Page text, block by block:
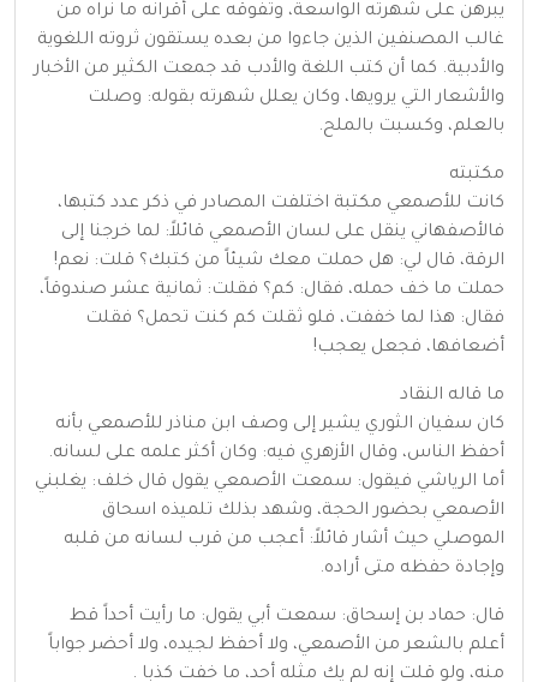
يبرهن على شهرته الواسعة، وتفوقه على أقرانه ما نراه من
غالب المصنفين الذين جاءوا من بعده يستقون ثروته اللغوية
والأدبية. كما أن كتب اللغة والأدب قد جمعت الكثير من الأخبار
والأشعار التي يرويها، وكان يعلل شهرته بقوله: وصلت
بالعلم، وكسبت بالملح.
مكتبته
كانت للأصمعي مكتبة اختلفت المصادر في ذكر عدد كتبها،
فالأصفهاني ينقل على لسان الأصمعي قائلاً: لما خرجنا إلى
الرقة، قال لي: هل حملت معك شيئاً من كتبك؟ قلت: نعم!
حملت ما خف حمله، فقال: كم؟ فقلت: ثمانية عشر صندوقاً،
فقال: هذا لما خففت، فلو ثقلت كم كنت تحمل؟ فقلت
أضعافها، فجعل يعجب!
ما قاله النقاد
كان سفيان الثوري يشير إلى وصف ابن مناذر للأصمعي بأنه
أحفظ الناس، وقال الأزهري فيه: وكان أكثر علمه على لسانه.
أما الرياشي فيقول: سمعت الأصمعي يقول قال خلف: يغلبني
الأصمعي بحضور الحجة، وشهد بذلك تلميذه اسحاق
الموصلي حيث أشار قائلاً: أعجب من قرب لسانه من قلبه
وإجادة حفظه متى أراده.
قال: حماد بن إسحاق: سمعت أبي يقول: ما رأيت أحداً قط
أعلم بالشعر من الأصمعي، ولا أحفظ لجيده، ولا أحضر جواباً
منه، ولو قلت إنه لم يك مثله أحد، ما خفت كذبا .